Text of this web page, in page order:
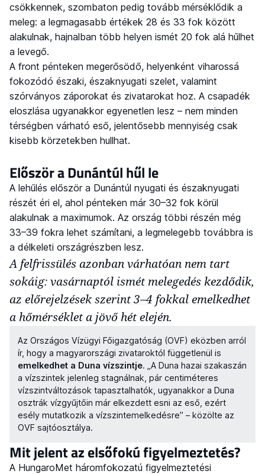
csökkennek, szombaton pedig tovább mérséklődik a
meleg: a legmagasabb értékek 28 és 33 fok között
alakulnak, hajnalban több helyen ismét 20 fok alá hűlhet
a levegő.
A front pénteken megerősödő, helyenként viharossá
fokozódó északi, északnyugati szelet, valamint
szórványos záporokat és zivatarokat hoz. A csapadék
eloszlása ugyanakkor egyenetlen lesz – nem minden
térségben várható eső, jelentősebb mennyiség csak
kisebb körzetekben hullhat.
Először a Dunántúl hűl le
A lehűlés először a Dunántúl nyugati és északnyugati
részét éri el, ahol pénteken már 30–32 fok körül
alakulnak a maximumok. Az ország többi részén még
33–39 fokra lehet számítani, a legmelegebb továbbra is
a délkeleti országrészben lesz.
A felfrissülés azonban várhatóan nem tart
sokáig: vasárnaptól ismét melegedés kezdődik,
az előrejelzések szerint 3–4 fokkal emelkedhet
a hőmérséklet a jövő hét elején.
Az Országos Vízügyi Főigazgatóság (OVF) eközben arról
ír, hogy a magyarországi zivataroktól függetlenül is
emelkedhet a Duna vízszintje. „A Duna hazai szakaszán
a vízszintek jelenleg stagnálnak, pár centiméteres
vízszintváltozások tapasztalhatók, ugyanakkor a Duna
osztrák vízgyűjtőin már elkezdett esni az eső, ezért
esély mutatkozik a vízszintemelkedésre” – közölte az
OVF sajtóosztálya.
Mit jelent az elsőfokú figyelmeztetés?
A HungaroMet háromfokozatú figyelmeztetési